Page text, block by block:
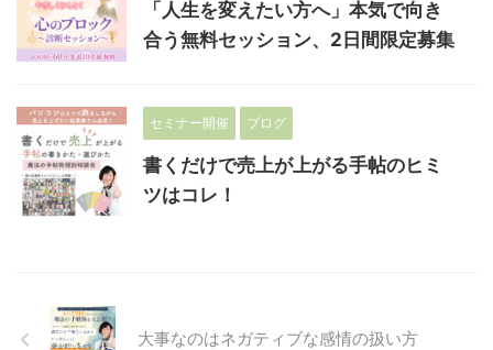
「人生を変えたい方へ」本気で向き
合う無料セッション、2日間限定募集
セミナー開催 ブログ
書くだけで売上が上がる手帖のヒミ
ツはコレ！
大事なのはネガティブな感情の扱い方